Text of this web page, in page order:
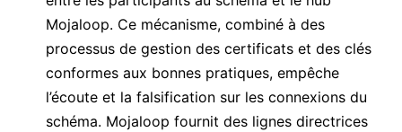
Mojaloop. Ce mécanisme, combiné à des
processus de gestion des certificats et des clés
conformes aux bonnes pratiques, empêche
l’écoute et la falsification sur les connexions du
schéma. Mojaloop fournit des lignes directrices